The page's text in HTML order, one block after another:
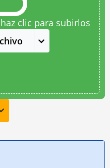
clic para subirlos